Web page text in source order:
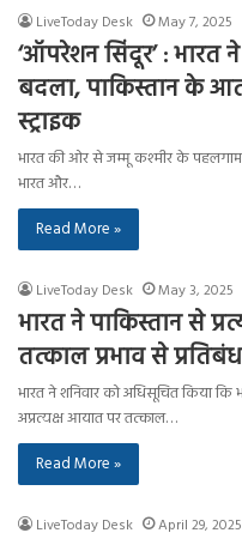
LiveToday Desk May 7, 2025
‘ऑपरेशन सिंदूर’ :
बदला, पाकिस्तान के
स्ट्राइक
भारत की ओर से जम्मू कश्मीर के
भारत और…
Read More »
LiveToday Desk May 3, 2025
भारत ने पाकिस्तान से
तत्काल प्रभाव से
भारत ने शनिवार को अधिसूचित किया
अप्रत्यक्ष आयात पर तत्काल…
Read More »
LiveToday Desk April 29, 2025